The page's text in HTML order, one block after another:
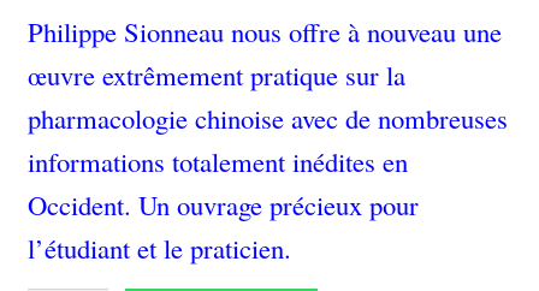
Philippe Sionneau nous offre à nouveau une
œuvre extrêmement pratique sur la
pharmacologie chinoise avec de nombreuses
informations totalement inédites en
Occident. Un ouvrage précieux pour
l’étudiant et le praticien.